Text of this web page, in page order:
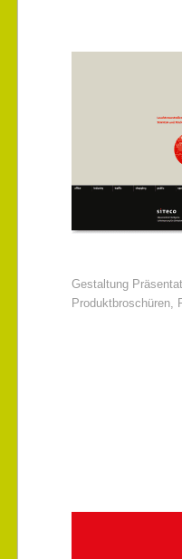
Gestaltung
Produktbroschüren,